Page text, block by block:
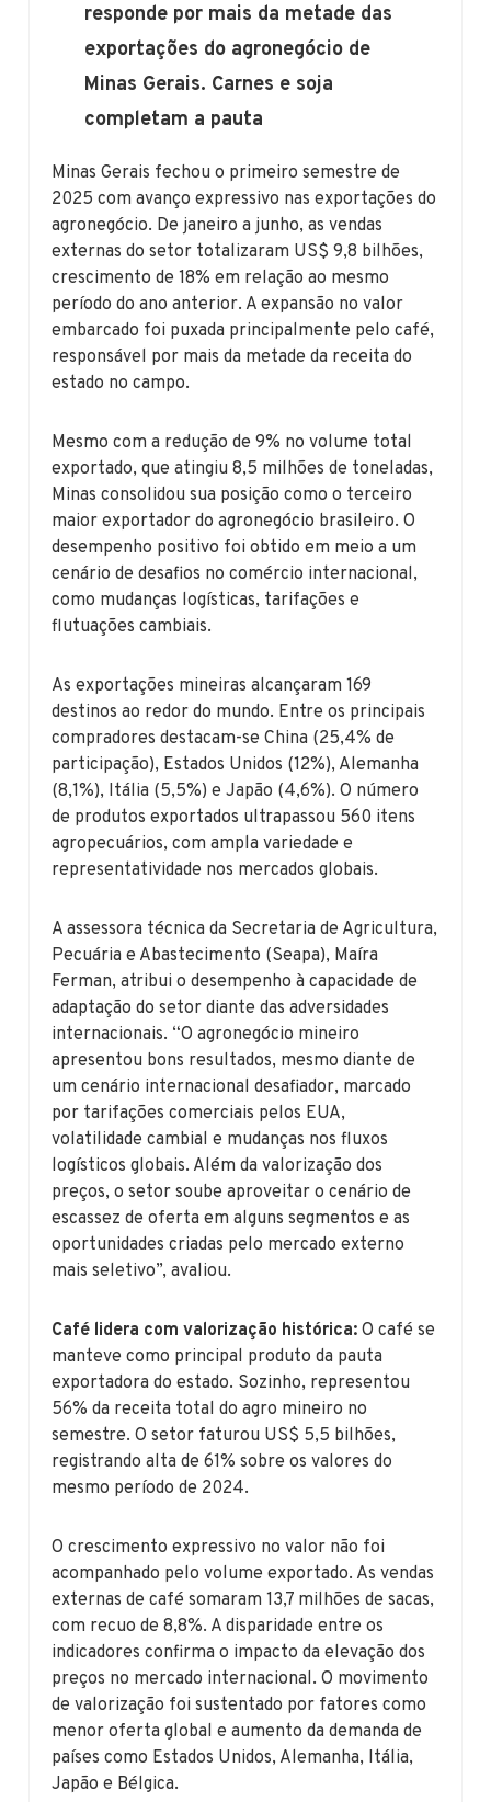
responde por mais da metade das
exportações do agronegócio de
Minas Gerais. Carnes e soja
completam a pauta
Minas Gerais fechou o primeiro semestre de
2025 com avanço expressivo nas exportações do
agronegócio. De janeiro a junho, as vendas
externas do setor totalizaram US$ 9,8 bilhões,
crescimento de 18% em relação ao mesmo
período do ano anterior. A expansão no valor
embarcado foi puxada principalmente pelo café,
responsável por mais da metade da receita do
estado no campo.
Mesmo com a redução de 9% no volume total
exportado, que atingiu 8,5 milhões de toneladas,
Minas consolidou sua posição como o terceiro
maior exportador do agronegócio brasileiro. O
desempenho positivo foi obtido em meio a um
cenário de desafios no comércio internacional,
como mudanças logísticas, tarifações e
flutuações cambiais.
As exportações mineiras alcançaram 169
destinos ao redor do mundo. Entre os principais
compradores destacam-se China (25,4% de
participação), Estados Unidos (12%), Alemanha
(8,1%), Itália (5,5%) e Japão (4,6%). O número
de produtos exportados ultrapassou 560 itens
agropecuários, com ampla variedade e
representatividade nos mercados globais.
A assessora técnica da Secretaria de Agricultura,
Pecuária e Abastecimento (Seapa), Maíra
Ferman, atribui o desempenho à capacidade de
adaptação do setor diante das adversidades
internacionais. “O agronegócio mineiro
apresentou bons resultados, mesmo diante de
um cenário internacional desafiador, marcado
por tarifações comerciais pelos EUA,
volatilidade cambial e mudanças nos fluxos
logísticos globais. Além da valorização dos
preços, o setor soube aproveitar o cenário de
escassez de oferta em alguns segmentos e as
oportunidades criadas pelo mercado externo
mais seletivo”, avaliou.
Café lidera com valorização histórica: O café se
manteve como principal produto da pauta
exportadora do estado. Sozinho, representou
56% da receita total do agro mineiro no
semestre. O setor faturou US$ 5,5 bilhões,
registrando alta de 61% sobre os valores do
mesmo período de 2024.
O crescimento expressivo no valor não foi
acompanhado pelo volume exportado. As vendas
externas de café somaram 13,7 milhões de sacas,
com recuo de 8,8%. A disparidade entre os
indicadores confirma o impacto da elevação dos
preços no mercado internacional. O movimento
de valorização foi sustentado por fatores como
menor oferta global e aumento da demanda de
países como Estados Unidos, Alemanha, Itália,
Japão e Bélgica.